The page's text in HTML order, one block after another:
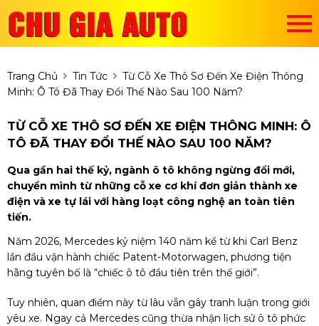
Trang Chủ Tin Tức
Từ Cỗ Xe Thô Sơ Đến Xe Điện Thông
Minh: Ô Tô Đã Thay Đổi Thế Nào Sau 100 Năm?
TỪ CỖ XE THÔ SƠ ĐẾN XE ĐIỆN THÔNG MINH: Ô
TÔ ĐÃ THAY ĐỔI THẾ NÀO SAU 100 NĂM?
Qua gần hai thế kỷ, ngành ô tô không ngừng đổi mới,
chuyển mình từ những cỗ xe cơ khí đơn giản thành xe
điện và xe tự lái với hàng loạt công nghệ an toàn tiên
tiến.
Năm 2026, Mercedes kỷ niệm 140 năm kể từ khi Carl Benz
lần đầu vận hành chiếc Patent-Motorwagen, phương tiện
hãng tuyên bố là “chiếc ô tô đầu tiên trên thế giới”.
Tuy nhiên, quan điểm này từ lâu vẫn gây tranh luận trong giới
yêu xe. Ngay cả Mercedes cũng thừa nhận lịch sử ô tô phức